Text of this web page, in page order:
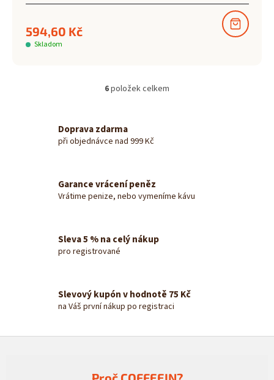
Skladom
594,60 Kč
O
d
p
r
y
v
s
u
6položek celkem
Doprava zdarma
při objednávce nad 999 Kč
Garance vrácení peněz
Vrátime penize, nebo vymeníme kávu
Sleva 5 % na celý nákup
pro registrované
Slevový kupón v hodnotě 75 Kč
na Váš první nákup po registraci